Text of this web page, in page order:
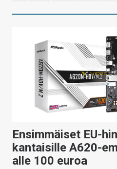
Ensimmäiset EU-
kantaisille A620-
alle 100 euroa